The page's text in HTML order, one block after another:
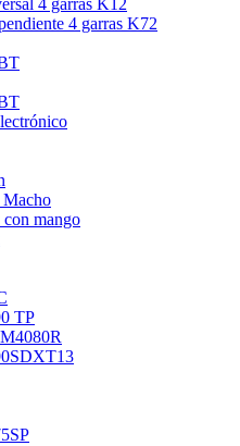
4 garras K12
4 garras K72
Macho
mango
TP